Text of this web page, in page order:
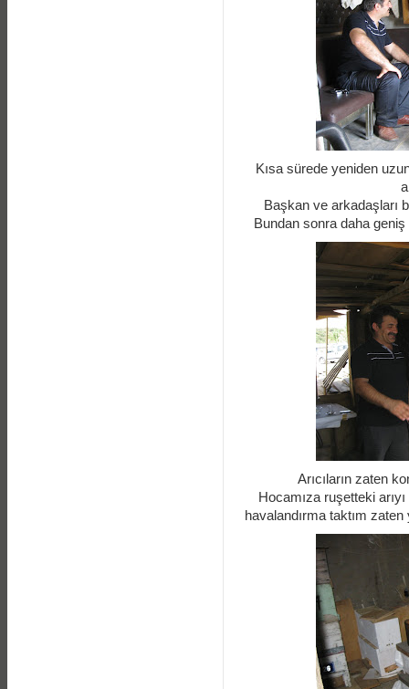
Kısa sürede yeniden
Başkan ve arkadaşları
Bundan sonra daha
Arıcıların zaten
Hocamıza ruşetteki
havalandırma taktım